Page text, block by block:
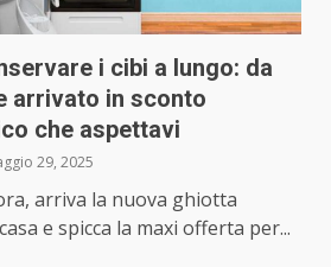
i cibi a lungo: da
arrivato in sconto
che aspettavi
29, 2025
arriva la nuova ghiotta
e spicca la maxi offerta per...